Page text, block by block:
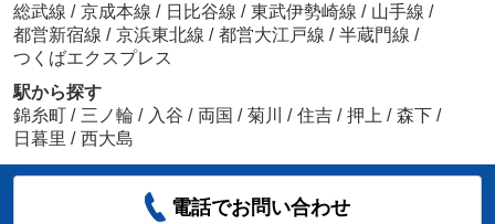
総武線 / 京成本線 / 日比谷線 / 東武伊勢崎線 / 山手線 /
都営新宿線 / 京浜東北線 / 都営大江戸線 / 半蔵門線 /
つくばエクスプレス
駅から探す
錦糸町 / 三ノ輪 / 入谷 / 両国 / 菊川 / 住吉 / 押上 / 森下 /
日暮里 / 西大島
電話でお問い合わせ